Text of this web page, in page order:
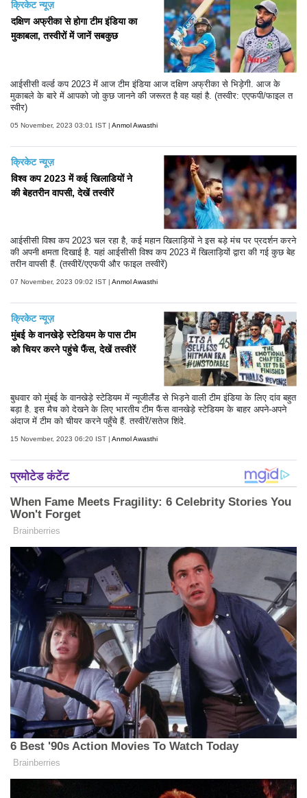
क्रिकेट न्यूज़
दक्षिण अफ्रीका से होगा टीम इंडिया का
मुकाबला, तस्वीरों में जानें सबकुछ
आईसीसी वर्ल्ड कप 2023 में आज टीम इंडिया आज दक्षिण अफ्रीका से भिड़ेगी. आज के
मुकाबले के बारे में आपको जो कुछ जानने की जरूरत है वह यहां है. (तस्वीर: एएफपी/फाइल त
स्वीर)
05 November, 2023 03:01 IST | Anmol Awasthi
क्रिकेट न्यूज़
विश्व कप 2023 में कई खिलाडियों ने
की बेहतरीन वापसी, देखें तस्वीरें
आईसीसी विश्व कप 2023 चल रहा है, कई महान खिलाड़ियों ने इस बड़े मंच पर प्रदर्शन करने
की अपनी क्षमता दिखाई है. यहां आईसीसी विश्व कप 2023 में खिलाड़ियों द्वारा की गई कुछ बेह
तरीन वापसी हैं. (तस्वीरें/एएफपी और फाइल तस्वीरें)
07 November, 2023 09:02 IST | Anmol Awasthi
क्रिकेट न्यूज़
मुंबई के वानखेड़े स्टेडियम के पास टीम
को चियर करने पहुंचे फैंस, देखें तस्वीरें
बुधवार को मुंबई के वानखेड़े स्टेडियम में न्यूजीलैंड से भिड़ने वाली टीम इंडिया के लिए दांव बहुत
बड़ा है. इस मैच को देखने के लिए भारतीय टीम फैंस वानखेड़े स्टेडियम के बाहर अपने-अपने
अंदाज में टीम को चीयर करने पहुँचे हैं. तस्वीरें/सतेज शिंदे.
15 November, 2023 06:20 IST | Anmol Awasthi